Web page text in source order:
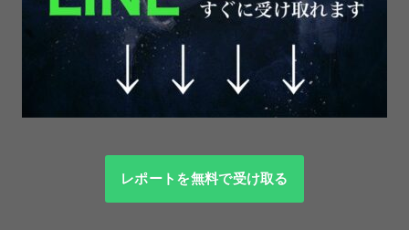
レポートを無料で受け取る